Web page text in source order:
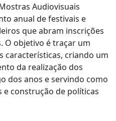
Audiovisuais
anual de festivais e
que abram inscrições
O objetivo é traçar um
características, criando um
da realização dos
dos anos e servindo como
e construção de políticas